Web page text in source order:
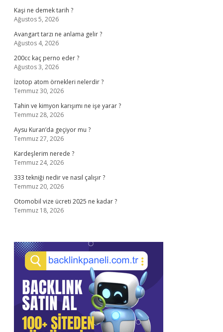
Kaşi ne demek tarih ?
Ağustos 5, 2026
Avangart tarzı ne anlama gelir ?
Ağustos 4, 2026
200cc kaç perno eder ?
Ağustos 3, 2026
İzotop atom örnekleri nelerdir ?
Temmuz 30, 2026
Tahin ve kimyon karışımı ne işe yarar ?
Temmuz 28, 2026
Aysu Kuran’da geçiyor mu ?
Temmuz 27, 2026
Kardeşlerim nerede ?
Temmuz 24, 2026
333 tekniği nedir ve nasıl çalışır ?
Temmuz 20, 2026
Otomobil vize ücreti 2025 ne kadar ?
Temmuz 18, 2026